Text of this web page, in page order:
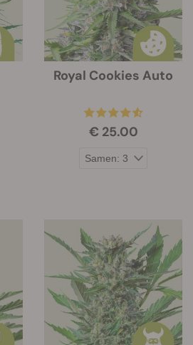
Royal Cookies Auto
€ 25.00